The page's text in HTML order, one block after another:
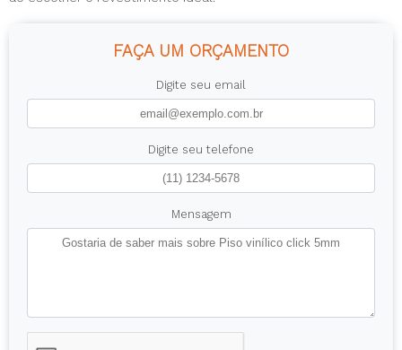
FAÇA UM ORÇAMENTO
Digite seu email
Digite seu telefone
Mensagem